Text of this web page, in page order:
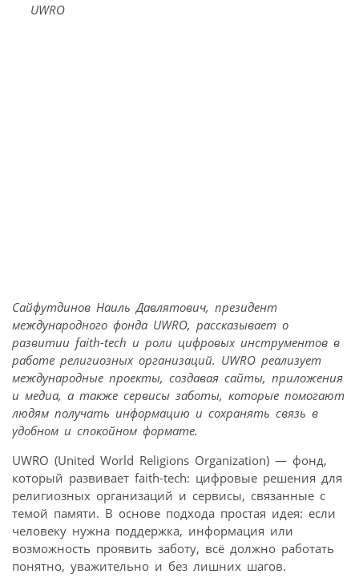
Сайфутдинов Наиль Давлятович, президент
международного фонда UWRO, рассказывает о
развитии faith-tech и роли цифровых инструментов в
работе религиозных организаций. UWRO реализует
международные проекты, создавая сайты, приложения
и медиа, а также сервисы заботы, которые помогают
людям получать информацию и сохранять связь в
удобном и спокойном формате.
UWRO (United World Religions Organization) — фонд,
который развивает faith-tech: цифровые решения для
религиозных организаций и сервисы, связанные с
темой памяти. В основе подхода простая идея: если
человеку нужна поддержка, информация или
возможность проявить заботу, всё должно работать
понятно, уважительно и без лишних шагов.